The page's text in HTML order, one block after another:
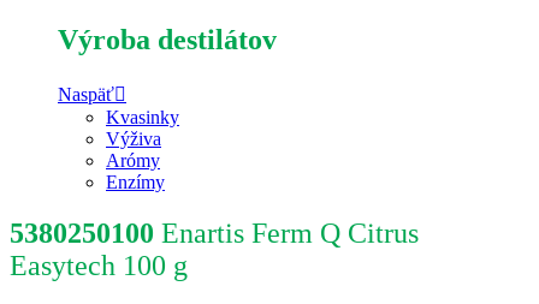
Výroba destilátov
Naspäť
Kvasinky
Výživa
Arómy
Enzímy
5380250100 Enartis Ferm Q Citrus
Easytech 100 g